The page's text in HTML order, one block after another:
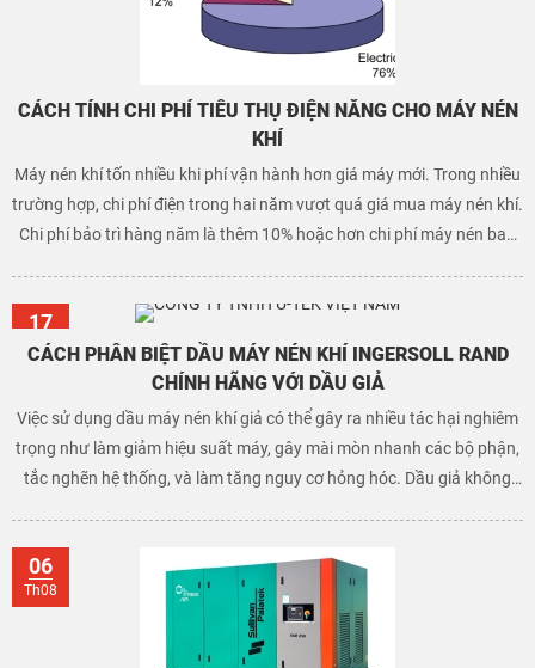
CÁCH TÍNH CHI PHÍ TIÊU THỤ ĐIỆN NĂNG CHO MÁY NÉN
KHÍ
Máy nén khí tốn nhiều khi phí vận hành hơn giá máy mới. Trong nhiều
trường hợp, chi phí điện trong hai năm vượt quá giá mua máy nén khí.
Chi phí bảo trì hàng năm là thêm 10% hoặc hơn chi phí máy nén ban
17
Th07
CÁCH PHÂN BIỆT DẦU MÁY NÉN KHÍ INGERSOLL RAND
CHÍNH HÃNG VỚI DẦU GIẢ
Việc sử dụng dầu máy nén khí giả có thể gây ra nhiều tác hại nghiêm
trọng như làm giảm hiệu suất máy, gây mài mòn nhanh các bộ phận,
tắc nghẽn hệ thống, và làm tăng nguy cơ hỏng hóc. Dầu giả không
tăng cao, đồng thời giảm tuổi thọ của máy nén khí.
06
Th08